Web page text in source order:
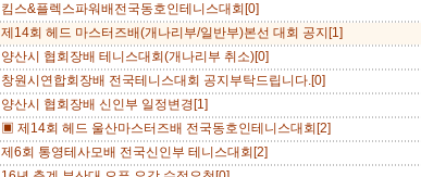
킴스&플렉스파워배전국동호인테니스대회[0]
제14회 헤드 마스터즈배(개나리부/일반부)본선 대회 공지[1]
양산시 협회장배 테니스대회(개나리부 취소)[0]
창원시연합회장배 전국테니스대회 공지부탁드립니다.[0]
양산시 협회장배 신인부 일정변경[1]
▣ 제14회 헤드 울산마스터즈배 전국동호인테니스대회[2]
제6회 통영테사모배 전국신인부 테니스대회[2]